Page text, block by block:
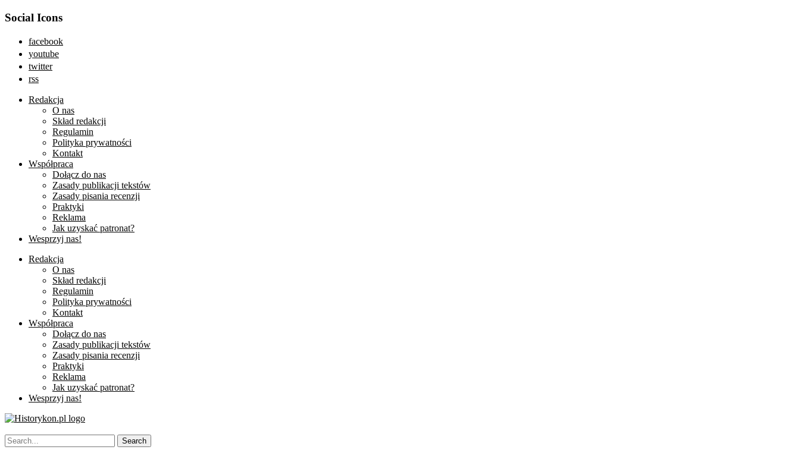
Social Icons
facebook
youtube
twitter
rss
Redakcja
O nas
Skład redakcji
Regulamin
Polityka prywatności
Kontakt
Współpraca
Dołącz do nas
Zasady publikacji tekstów
Zasady pisania recenzji
Praktyki
Reklama
Jak uzyskać patronat?
Wesprzyj nas!
Redakcja
O nas
Skład redakcji
Regulamin
Polityka prywatności
Kontakt
Współpraca
Dołącz do nas
Zasady publikacji tekstów
Zasady pisania recenzji
Praktyki
Reklama
Jak uzyskać patronat?
Wesprzyj nas!